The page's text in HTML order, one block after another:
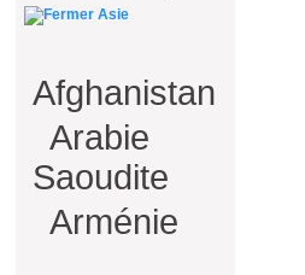
Asie
Afghanistan
Arabie
Saoudite
Arménie